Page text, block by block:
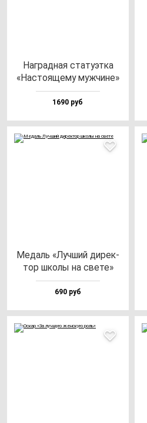
Наг­рад­ная ста­ту­эт­ка
«Нас­то­яще­му муж­чи­не»
1690 руб
Медаль «Луч­ший ди­рек­
тор шко­лы на све­те»
690 руб